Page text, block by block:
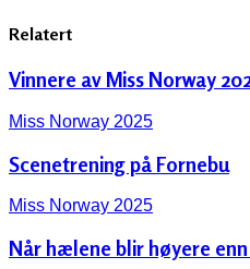
Relatert
Vinnere av Miss Norway
Miss Norway 2025
Scenetrening på Fornebu
Miss Norway 2025
Når hælene blir høyere